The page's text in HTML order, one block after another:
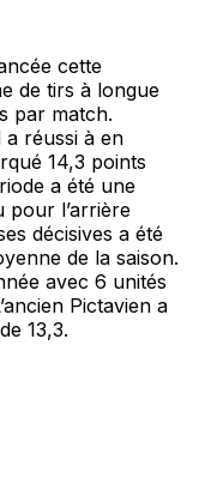
cette
de tirs à longue
par match.
a réussi à en
14,3 points
a été une
pour l’arrière
décisives a été
de la saison.
avec 6 unités
Pictavien a
13,3.